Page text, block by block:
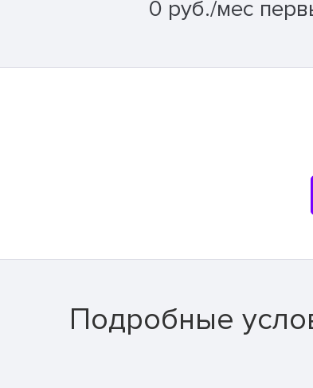
0 руб./мес
Подробные